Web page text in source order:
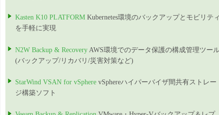
Kasten K10 PLATFORM Kubernetes環境のバックアップとモビリテ
を手軽に実現
N2W Backup & Recovery AWS環境でのデータ保護の構成管理ツー
(バックアップ/リカバリ/災害対策など)
StarWind VSAN for vSphere vSphereハイパーバイザ間共有ストレー
ジ構築ソフト